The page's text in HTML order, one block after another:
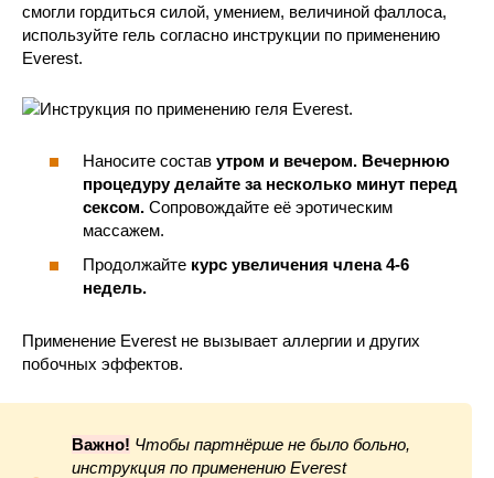
смогли гордиться силой, умением, величиной фаллоса,
используйте гель согласно инструкции по применению
Everest.
Наносите состав утром и вечером. Вечернюю
процедуру делайте за несколько минут перед
сексом. Сопровождайте её эротическим
массажем.
Продолжайте курс увеличения члена 4-6
недель.
Применение Everest не вызывает аллергии и других
побочных эффектов.
Важно! Чтобы партнёрше не было больно,
инструкция по применению Everest